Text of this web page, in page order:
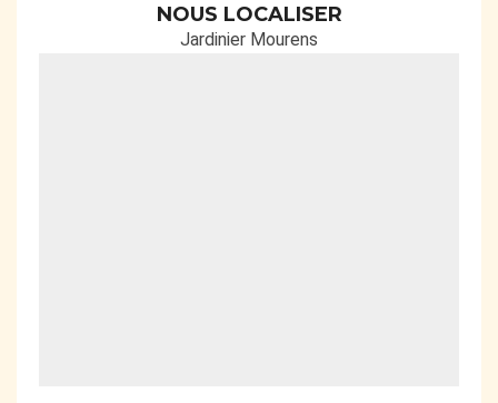
NOUS LOCALISER
Jardinier Mourens